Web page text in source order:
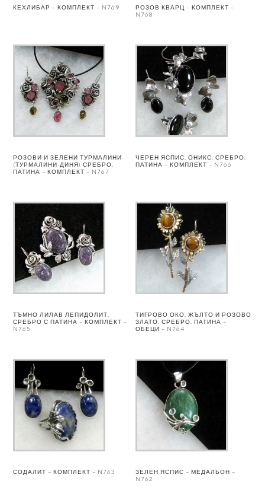
КЕХЛИБАР – КОМПЛЕКТ – N769
РОЗОВ КВАРЦ – КОМПЛЕКТ –
N768
РОЗОВИ И ЗЕЛЕНИ ТУРМАЛИНИ
(ТУРМАЛИНИ-ДИНЯ) СРЕБРО,
ПАТИНА – КОМПЛЕКТ – N767
ЧЕРЕН ЯСПИС, ОНИКС, СРЕБРО,
ПАТИНА – КОМПЛЕКТ – N766
ТЪМНО ЛИЛАВ ЛЕПИДОЛИТ,
СРЕБРО С ПАТИНА – КОМПЛЕКТ –
N765
ТИГРОВО ОКО, ЖЪЛТО И РОЗОВО
ЗЛАТО, СРЕБРО, ПАТИНА –
ОБЕЦИ – N764
СОДАЛИТ – КОМПЛЕКТ – N763
ЗЕЛЕН ЯСПИС – МЕДАЛЬОН –
N762